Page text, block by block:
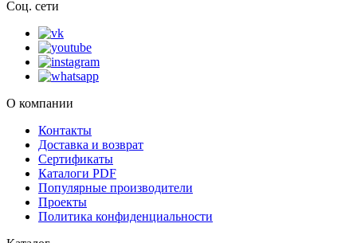
Соц. сети
О компании
Контакты
Доставка и возврат
Сертификаты
Каталоги PDF
Популярные производители
Проекты
Политика конфиденциальности